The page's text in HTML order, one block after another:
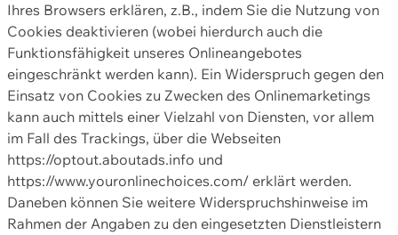
Ihres Browsers erklären, z.B., indem Sie die Nutzung von
Cookies deaktivieren (wobei hierdurch auch die
Funktionsfähigkeit unseres Onlineangebotes
eingeschränkt werden kann). Ein Widerspruch gegen den
Einsatz von Cookies zu Zwecken des Onlinemarketings
kann auch mittels einer Vielzahl von Diensten, vor allem
im Fall des Trackings, über die Webseiten
https://optout.aboutads.info und
https://www.youronlinechoices.com/ erklärt werden.
Daneben können Sie weitere Widerspruchshinweise im
Rahmen der Angaben zu den eingesetzten Dienstleistern